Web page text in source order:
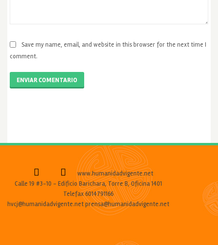
Save my name, email, and website in this browser for the next time I
comment.
ENVIAR COMENTARIO
www.humanidadvigente.net
Calle 19 #3-10 - Edificio Barichara, Torre B, Oficina 1401
Telefax 6014791166
hvcj@humanidadvigente.net prensa@humanidadvigente.net